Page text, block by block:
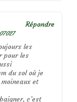
les
pour les
du sol où je
et
c’est
Répondre